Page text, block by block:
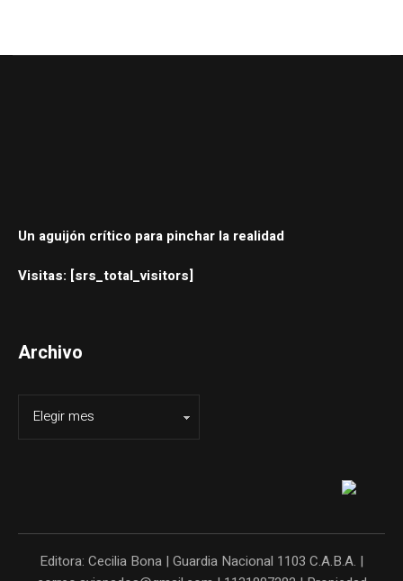
Un aguijón crítico para pinchar la realidad
Visitas: [srs_total_visitors]
Archivo
Editora: Cecilia Bona | Guardia Nacional 1103 C.A.B.A. |